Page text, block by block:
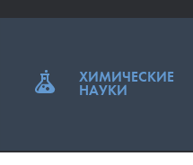
ХИМИЧЕСКИЕ
НАУКИ